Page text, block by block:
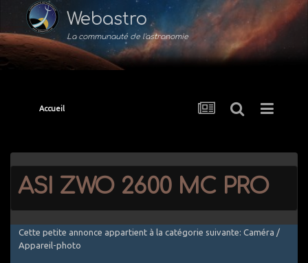
Webastro
La communauté de l'astronomie
Accueil
ASI ZWO 2600 MC PRO
Cette petite annonce appartient à la catégorie suivante: Caméra /
Appareil-photo